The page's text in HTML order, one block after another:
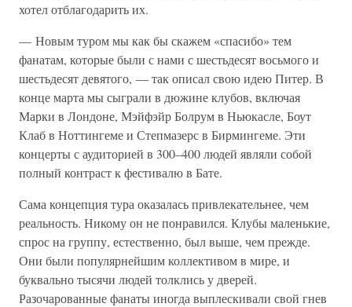
хотел отблагодарить их.
— Новым туром мы как бы скажем «спасибо» тем
фанатам, которые были с нами с шестьдесят восьмого и
шестьдесят девятого, — так описал свою идею Питер. В
конце марта мы сыграли в дюжине клубов, включая
Марки в Лондоне, Мэйфэйр Болрум в Ньюкасле, Боут
Клаб в Ноттингеме и Степмазерс в Бирмингеме. Эти
концерты с аудиторией в 300–400 людей являли собой
полный контраст к фестивалю в Бате.
Сама концепция тура оказалась привлекательнее, чем
реальность. Никому он не понравился. Клубы маленькие,
спрос на группу, естественно, был выше, чем прежде.
Они были популярнейшим коллективом в мире, и
буквально тысячи людей толклись у дверей.
Разочарованные фанаты иногда выплескивали свой гнев